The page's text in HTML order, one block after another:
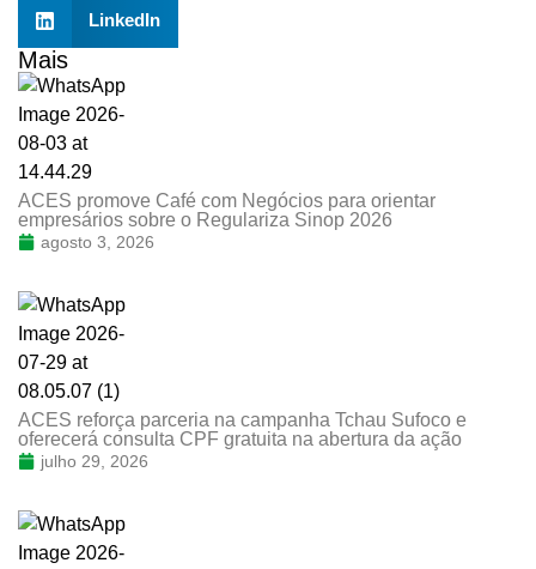
LinkedIn
Mais
ACES promove Café com Negócios para orientar
empresários sobre o Regulariza Sinop 2026
agosto 3, 2026
ACES reforça parceria na campanha Tchau Sufoco e
oferecerá consulta CPF gratuita na abertura da ação
julho 29, 2026